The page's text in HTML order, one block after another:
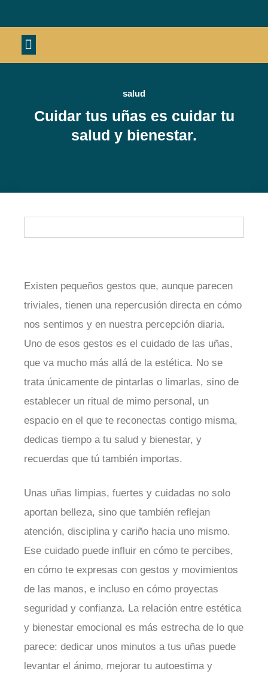
salud
Cuidar tus uñas es cuidar tu
salud y bienestar.
Existen pequeños gestos que, aunque parecen
triviales, tienen una repercusión directa en cómo
nos sentimos y en nuestra percepción diaria.
Uno de esos gestos es el cuidado de las uñas,
que va mucho más allá de la estética. No se
trata únicamente de pintarlas o limarlas, sino de
establecer un ritual de mimo personal, un
espacio en el que te reconectas contigo misma,
dedicas tiempo a tu salud y bienestar, y
recuerdas que tú también importas.
Unas uñas limpias, fuertes y cuidadas no solo
aportan belleza, sino que también reflejan
atención, disciplina y cariño hacia uno mismo.
Ese cuidado puede influir en cómo te percibes,
en cómo te expresas con gestos y movimientos
de las manos, e incluso en cómo proyectas
seguridad y confianza. La relación entre estética
y bienestar emocional es más estrecha de lo que
parece: dedicar unos minutos a tus uñas puede
levantar el ánimo, mejorar tu autoestima y